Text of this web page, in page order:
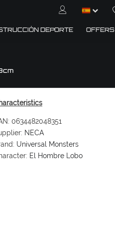
DEPORTE OFFERS
0634482048351
NECA
Universal Monsters
El Hombre Lobo